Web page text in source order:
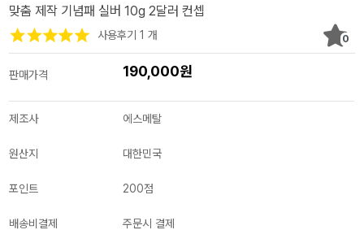
맞춤 제작 기념패 실버 10g 2달러 컨셉
사용후기 1 개 0
판매가격 190,000원
제조사 에스메탈
원산지 대한민국
포인트 200점
배송비결제 주문시 결제